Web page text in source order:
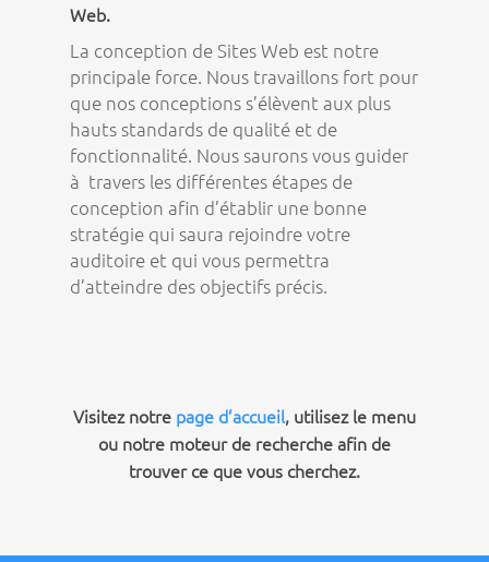
Web.
La conception de Sites Web est notre
principale force. Nous travaillons fort pour
que nos conceptions s’élèvent aux plus
hauts standards de qualité et de
fonctionnalité. Nous saurons vous guider
à travers les différentes étapes de
conception afin d’établir une bonne
stratégie qui saura rejoindre votre
auditoire et qui vous permettra
d’atteindre des objectifs précis.
Visitez notre page d’accueil, utilisez le menu
ou notre moteur de recherche afin de
trouver ce que vous cherchez.